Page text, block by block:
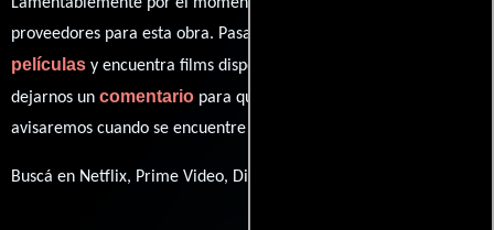
proveedores para esta obra. Pasa por nuestro catálogo de
películas y encuentra films disponibles. También puedes
dejarnos un comentario para que le demos prioridad y te
avisaremos cuando se encuentre disponible
Buscá en Netflix, Prime Video, Disney+